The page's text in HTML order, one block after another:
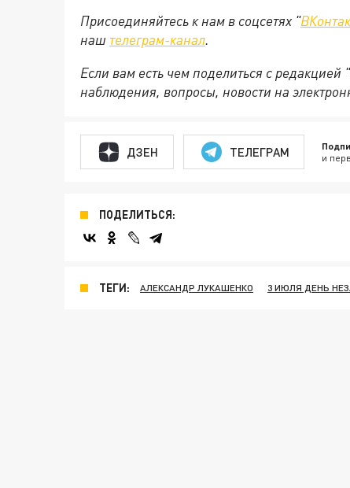
Присоединяйтесь к нам в соцсетях "
наш телеграм-канал.
Если вам есть чем поделиться с
наблюдения, вопросы, новости на
ДЗЕН ТЕЛЕГРАМ и
ПОДЕЛИТЬСЯ:
ТЕГИ: АЛЕКСАНДР ЛУКАШЕНКО 3 ИЮЛЯ ДЕНЬ